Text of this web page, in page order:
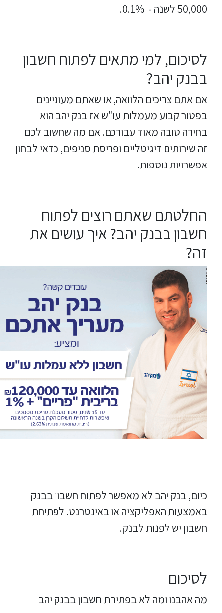
50,000 לשנה - 0.1%.
לסיכום, למי מתאים לפתוח חשבון
בבנק יהב?
אם אתם צריכים הלוואה, או שאתם מעוניינים
בפטור קבוע מעמלות עו"ש אז בנק יהב הוא
בחירה טובה מאוד עבורכם. אם מה שחשוב לכם
זה שירותים דיגיטליים ופריסת סניפים, כדאי לבחון
אפשרויות נוספות.
החלטתם שאתם רוצים לפתוח
חשבון בבנק יהב? איך עושים את
זה?
כיום, בנק יהב לא מאפשר לפתוח חשבון בבנק
באמצעות האפליקציה או באינטרנט. לפתיחת
חשבון יש לפנות לבנק.
לסיכום
מה אהבנו ומה לא בפתיחת חשבון בבנק יהב